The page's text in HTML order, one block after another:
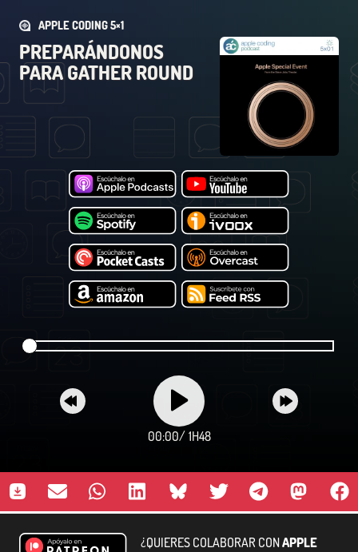
APPLE CODING 5×1
PREPARÁNDONOS
PARA GATHER ROUND
00:00/ 1H48
¿QUIERES COLABORAR CONAPPLE